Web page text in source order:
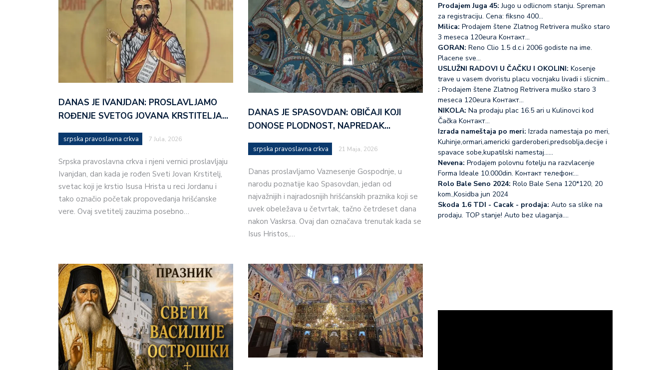
DANAS JE IVANJDAN: PROSLAVLJAMO
ROĐENJE SVETOG JOVANA KRSTITELJA…
srpska pravoslavna crkva 7 Jula, 2026
Srpska pravoslavna crkva i njeni vernici proslavljaju
Ivanjdan, dan kada je rođen Sveti Jovan Krstitelj,
svetac koji je krstio Isusa Hrista u reci Jordanu i
tako označio početak propovedanja hrišćanske
vere. Ovaj svetitelj zauzima posebno…
DANAS JE SPASOVDAN: OBIČAJI KOJI
DONOSE PLODNOST, NAPREDAK…
srpska pravoslavna crkva 21 Maja, 2026
Danas proslavljamo Vaznesenje Gospodnje, u
narodu poznatije kao Spasovdan, jedan od
najvažnijih i najradosnijih hrišćanskih praznika koji se
uvek obeležava u četvrtak, tačno četrdeset dana
nakon Vaskrsa. Ovaj dan označava trenutak kada se
Isus Hristos,…
Prodajem Juga 45: Jugo u odlicnom stanju. Spreman
za registraciju. Cena: fiksno 400…
Milica: Prodajem štene Zlatnog Retrivera muško staro
3 meseca 120eura Koнтакт…
GORAN: Reno Clio 1.5 d.c.i 2006 godiste na ime.
Placene sve…
USLUŽNI RADOVI U ČAČKU I OKOLINI: Kosenje
trave u vasem dvoristu placu vocnjaku livadi i slicnim…
: Prodajem štene Zlatnog Retrivera muško staro 3
meseca 120eura Koнтакт…
NIKOLA: Na prodaju plac 16.5 ari u Kulinovci kod
Čačka Koнтакт…
Izrada nameštaja po meri: Izrada namestaja po meri,
Kuhinje,ormari,americki garderoberi,predsoblja,decije i
spavace sobe,kupatilski namestaj...…
Nevena: Prodajem polovnu fotelju na razvlacenje
Forma Ideale 10.000din. Koнтакт телефон:…
Rolo Bale Seno 2024: Rolo Bale Sena 120*120, 20
kom.,Kosidba jun 2024
Skoda 1.6 TDI - Cacak - prodaja: Auto sa slike na
prodaju. TOP stanje! Auto bez ulaganja.…